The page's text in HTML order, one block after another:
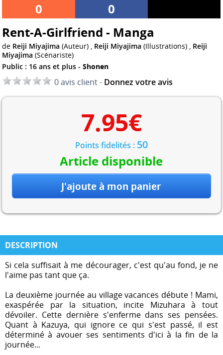
0
0
Rent-A-Girlfriend - Manga
de Reiji Miyajima (Auteur) , Reiji Miyajima (Illustrations) , Reiji
Miyajima (Scénariste)
Public : 16 ans et plus -Shonen
0 avis client - Donnez votre avis
7.95€
Points fidelités : 50
Article disponible
DESCRIPTION
Si cela suffisait à me décourager, c'est qu'au fond, je ne
l'aime pas tant que ça.
La deuxième journée au village vacances débute ! Mami,
exaspérée par la situation, incite Mizuhara à tout
dévoiler. Cette dernière s'enferme dans ses pensées.
Quant à Kazuya, qui ignore ce qui s'est passé, il est
déterminé à avouer ses sentiments d'ici à la fin de la
journée...